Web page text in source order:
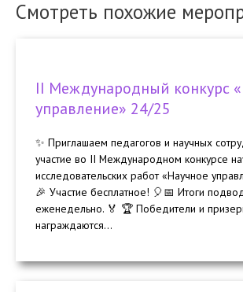
Смотреть похожие
II Международный конкурс
управление» 24/25
✨ Приглашаем педагогов и научных
участие во II Международном конкурсе
исследовательских работ «Научное
🎉 Участие бесплатное! 🎈📅 Итоги
еженедельно. 🏅 🏆 Победители и
награждаются...